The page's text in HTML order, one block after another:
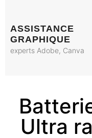
ASSISTANCE
GRAPHIQUE
experts Adobe, Canva
Ultra